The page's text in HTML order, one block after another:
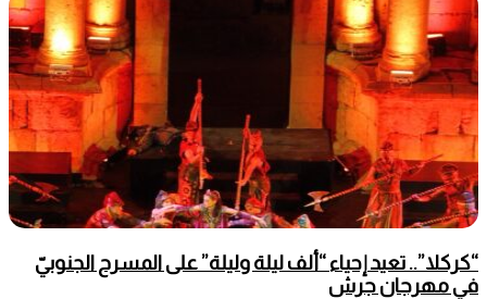
“كركلا”.. تعيد إحياء “ألف ليلة وليلة” على المسرح الجنوبيّ
في مهرجان جرش